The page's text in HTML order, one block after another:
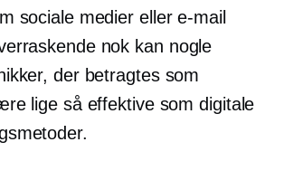
sociale medier eller e-mail
nok kan nogle
der betragtes som
lige så effektive som digitale